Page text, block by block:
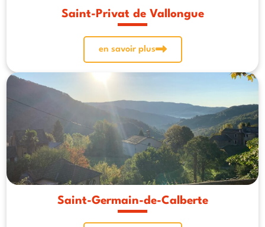
Saint-Privat de Vallongue
en savoir plus
Saint-Germain-de-Calberte